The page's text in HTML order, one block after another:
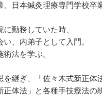
、日本鍼灸理療専門学校卒
勤務していた時、
、内弟子として入門。
法を学ぶ。
を継ぎ、「佐々木式新正体
正体法」と各種手技療法の